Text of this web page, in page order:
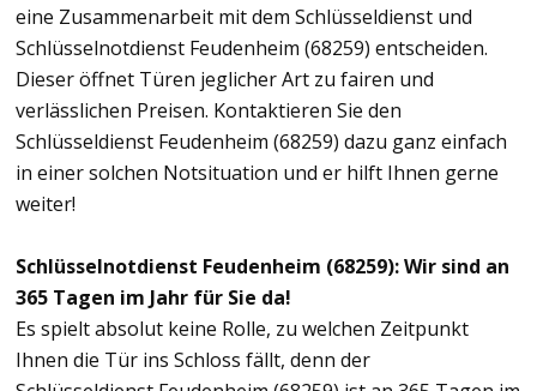
eine Zusammenarbeit mit dem Schlüsseldienst und
Schlüsselnotdienst Feudenheim (68259) entscheiden.
Dieser öffnet Türen jeglicher Art zu fairen und
verlässlichen Preisen. Kontaktieren Sie den
Schlüsseldienst Feudenheim (68259) dazu ganz einfach
in einer solchen Notsituation und er hilft Ihnen gerne
weiter!
Schlüsselnotdienst Feudenheim (68259): Wir sind an
365 Tagen im Jahr für Sie da!
Es spielt absolut keine Rolle, zu welchen Zeitpunkt
Ihnen die Tür ins Schloss fällt, denn der